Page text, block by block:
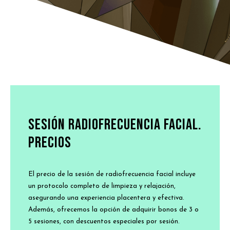
Sesión radiofrecuencia facial.
Precios
El precio de la sesión de radiofrecuencia facial incluye
un protocolo completo de limpieza y relajación,
asegurando una experiencia placentera y efectiva.
Además, ofrecemos la opción de adquirir bonos de 3 o
5 sesiones, con descuentos especiales por sesión.